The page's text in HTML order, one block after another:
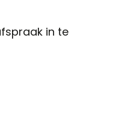
in te